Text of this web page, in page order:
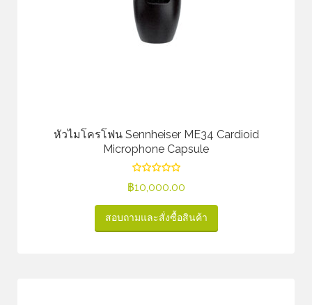
หัวไมโครโฟน Sennheiser ME34 Cardioid
Microphone Capsule
฿10,000.00
สอบถามและสั่งซื้อสินค้า